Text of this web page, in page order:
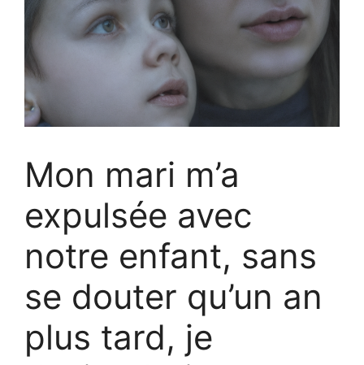
Mon mari m’a
expulsée avec
notre enfant, sans
se douter qu’un an
plus tard, je